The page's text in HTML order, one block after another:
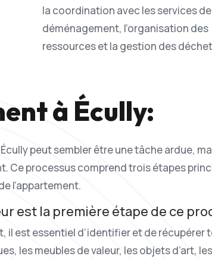
la coordination avec les services de
déménagement, l’organisation des
ressources et la gestion des
à Écully:
peut sembler être une tâche ardue,
Ce processus comprend trois étapes
l’appartement.
est la première étape de ce
il est essentiel d’identifier et de
les meubles de valeur, les objets d’art,